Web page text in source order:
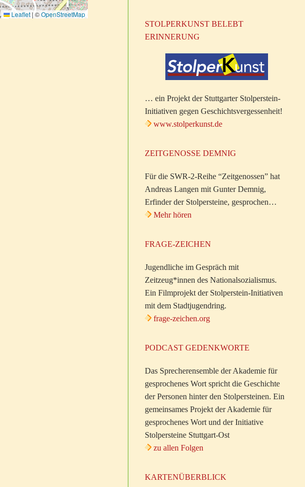
Leaflet | ©OpenStreetMap
STOLPERKUNST BELEBT
ERINNERUNG
… ein Projekt der Stuttgarter Stolperstein-
Initiativen gegen Geschichtsvergessenheit!
www.stolperkunst.de
ZEITGENOSSE DEMNIG
Für die SWR-2-Reihe “Zeitgenossen” hat
Andreas Langen mit Gunter Demnig,
Erfinder der Stolpersteine, gesprochen…
Mehr hören
FRAGE-ZEICHEN
Jugendliche im Gespräch mit
Zeitzeug*innen des Nationalsozialismus.
Ein Filmprojekt der Stolperstein-Initiativen
mit dem Stadtjugendring.
frage-zeichen.org
PODCAST GEDENKWORTE
Das Sprecherensemble der Akademie für
gesprochenes Wort spricht die Geschichte
der Personen hinter den Stolpersteinen. Ein
gemeinsames Projekt der Akademie für
gesprochenes Wort und der Initiative
Stolpersteine Stuttgart-Ost
zu allen Folgen
KARTENÜBERBLICK